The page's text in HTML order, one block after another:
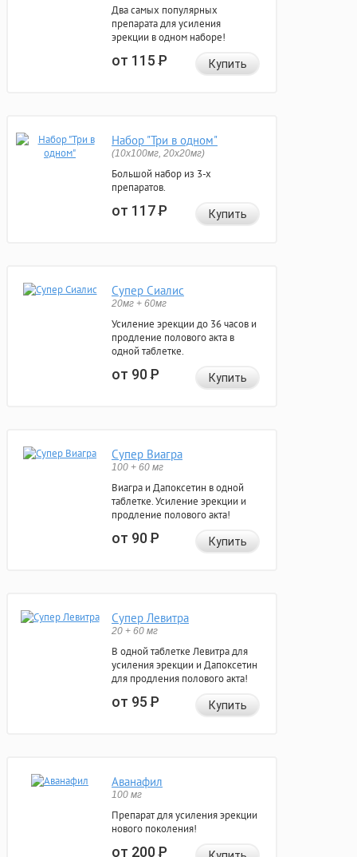
Два самых популярных
препарата для усиления
эрекции в одном наборе!
от 115Р Купить
Набор "Три в одном"
(10x100мг, 20x20мг)
Большой набор из 3-х
препаратов.
от 117Р Купить
Супер Сиалис
20мг + 60мг
Усиление эрекции до 36 часов и
продление полового акта в
одной таблетке.
от 90Р Купить
Супер Виагра
100 + 60 мг
Виагра и Дапоксетин в одной
таблетке. Усиление эрекции и
продление полового акта!
от 90Р Купить
Супер Левитра
20 + 60 мг
В одной таблетке Левитра для
усиления эрекции и Дапоксетин
для продления полового акта!
от 95Р Купить
Аванафил
100 мг
Препарат для усиления эрекции
нового поколения!
от 200Р